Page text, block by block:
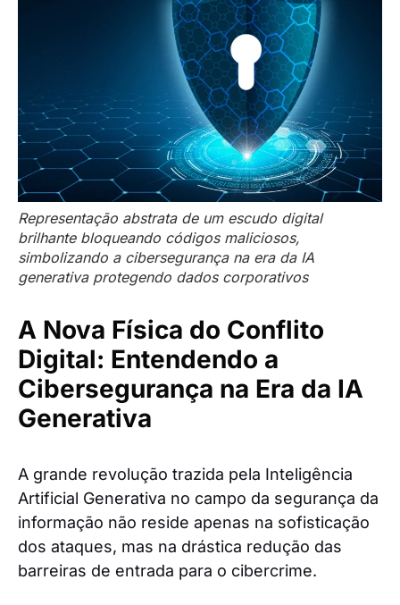
Representação abstrata de um escudo digital
brilhante bloqueando códigos maliciosos,
simbolizando a cibersegurança na era da IA
generativa protegendo dados corporativos
A Nova Física do Conflito
Digital: Entendendo a
Cibersegurança na Era da IA
Generativa
A grande revolução trazida pela Inteligência
Artificial Generativa no campo da segurança da
informação não reside apenas na sofisticação
dos ataques, mas na drástica redução das
barreiras de entrada para o cibercrime.